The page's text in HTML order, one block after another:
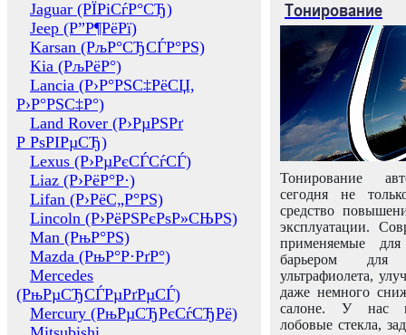
Jaguar (РЇРіСѓР°СЂ)
Jeep (Р”Р¶РёРї)
Karsan (РљР°СЂСЃР°РЅ)
Kia (РљРёР°)
Lancia (Р›Р°РЅС‡РёСЏ,
Р›Р°РЅС‡Р°)
Land Rover (Р›РµРЅРґ
Р РѕРІРµСЂ)
Lexus (Р›РµРєСЃСѓСЃ)
Liaz (Р›РёР°Р·)
Lifan (Р›РёС„Р°РЅ)
Lincoln (Р›РёРЅРєРѕР»СЊРЅ)
Man (РњР°РЅ)
Mazda (РњР°Р·РґР°)
Mercedes
(РњРµСЂСЃРµРґРµСЃ)
Mercury (РњРµСЂРєСѓСЂРё)
Тонирование
Тонирование
сегодня не
средство
эксплуатации.
применяемые
барьером для
ультрафиолета,
даже немного
салоне. У нас
лобовые стекла,